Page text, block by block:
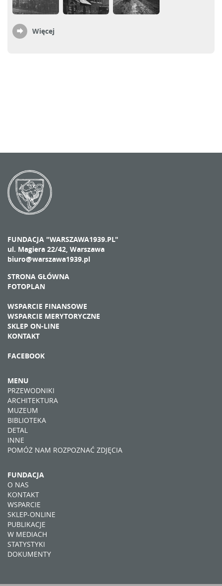
Więcej
FUNDACJA "WARSZAWA1939.PL"
ul. Magiera 22/42, Warszawa
biuro@warszawa1939.pl
STRONA GŁÓWNA
FOTOPLAN
WSPARCIE FINANSOWE
WSPARCIE MERYTORYCZNE
SKLEP ON-LINE
KONTAKT
FACEBOOK
MENU
PRZEWODNIKI
ARCHITEKTURA
MUZEUM
BIBLIOTEKA
DETAL
INNE
POMÓŻ NAM ROZPOZNAĆ ZDJĘCIA
FUNDACJA
O NAS
KONTAKT
WSPARCIE
SKLEP-ONLINE
PUBLIKACJE
W MEDIACH
STATYSTYKI
DOKUMENTY